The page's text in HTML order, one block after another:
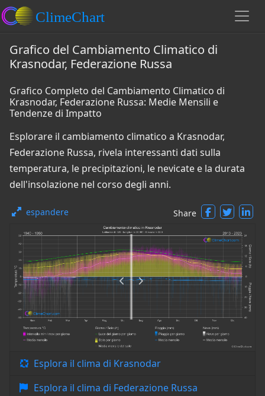
Grafico del Cambiamento Climatico di
Krasnodar, Federazione Russa
Grafico Completo del Cambiamento Climatico di
Krasnodar, Federazione Russa: Medie Mensili e
Tendenze di Impatto
Esplorare il cambiamento climatico a Krasnodar,
Federazione Russa, rivela interessanti dati sulla
temperatura, le precipitazioni, le nevicate e la durata
dell'insolazione nel corso degli anni.
espandere Share
Esplora il clima di Krasnodar
Esplora il clima di Federazione Russa